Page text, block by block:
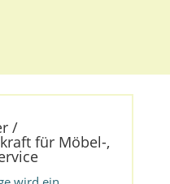
/
für Möbel-,